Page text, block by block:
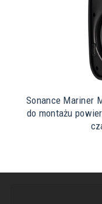
Sonance Mariner
do montażu